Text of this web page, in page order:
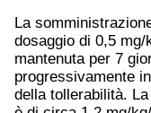
La
dosaggio di 0,5
mantenuta per 7
progressivamente
della tollerabilità.